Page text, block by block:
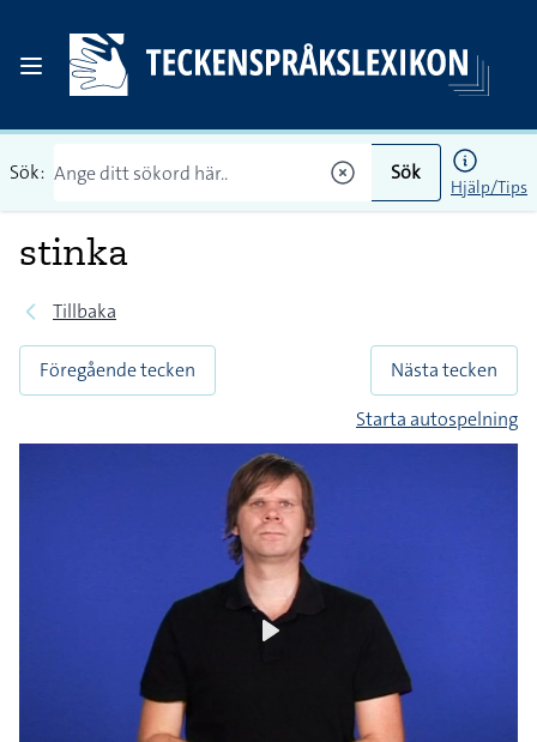
Sök: Sök
Hjälp/Tips
stinka
Tillbaka
Föregående tecken
Nästa tecken
Starta autospelning